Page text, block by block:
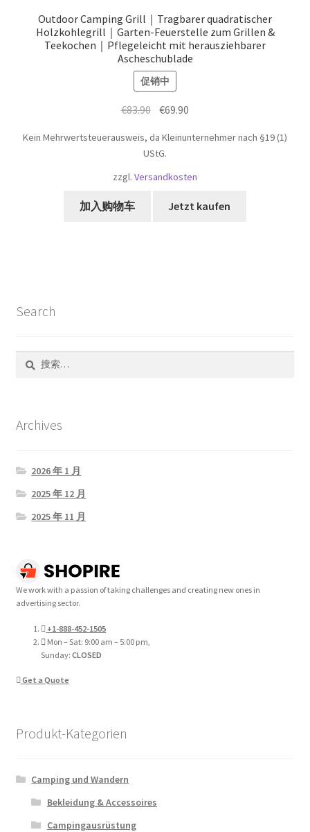
Outdoor Camping Grill｜Tragbarer quadratischer
Holzkohlegrill｜Garten-Feuerstelle zum Grillen &
Teekochen｜Pflegeleicht mit herausziehbarer
Ascheschublade
促销中
€83.90 原
为：
€83.90。
€69.90
价
为：
Kein Mehrwertsteuerausweis, da Kleinunternehmer nach §19 (1)
UStG.
zzgl. Versandkosten
加入购物车 Jetzt kaufen
Search
索：
Archives
2026 年 1 月
2025 年 12 月
2025 年 11 月
We work with a passion of taking challenges and creating new ones in
advertising sector.
+1-888-452-1505
Mon – Sat: 9:00 am – 5:00 pm,
Sunday:CLOSED
Get a Quote
Produkt-Kategorien
Camping und Wandern
Bekleidung & Accessoires
Campingausrüstung